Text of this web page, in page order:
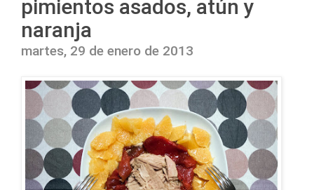
pimientos asados, atún y
naranja
martes, 29 de enero de 2013